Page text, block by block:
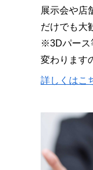
展示会や店
だけでも大
※3Dパース
変わります
詳しくはこ